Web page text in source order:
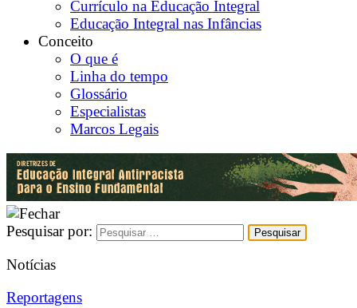
Currículo na Educação Integral
Educação Integral nas Infâncias
Conceito
O que é
Linha do tempo
Glossário
Especialistas
Marcos Legais
Pesquisar por:
Notícias
Reportagens